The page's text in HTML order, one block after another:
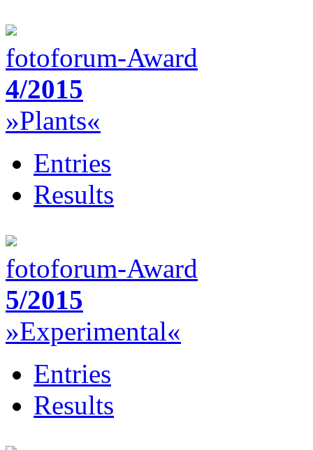
fotoforum-Award
4/2015
»Plants«
Entries
Results
fotoforum-Award
5/2015
»Experimental«
Entries
Results